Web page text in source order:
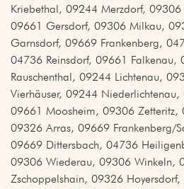
Kriebethal, 09244 Merzdorf, 09306
09661 Gersdorf, 09306 Milkau,
Garnsdorf, 09669 Frankenberg,
04736 Reinsdorf, 09661
Rauschenthal, 09244 Lichtenau,
Vierhäuser, 09244
09661 Moosheim, 09306 Zetteritz,
09326 Arras, 09669 Frankenberg/
09669 Dittersbach, 04736
09306 Wiederau, 09306 Winkeln,
Zschoppelshain, 09326